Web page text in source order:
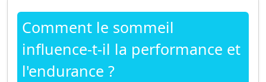
Comment le sommeil
influence-t-il la performance et
l'endurance ?